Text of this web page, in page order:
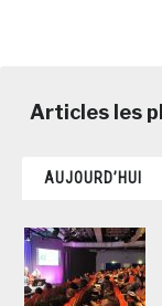
AUJOURD’HUI